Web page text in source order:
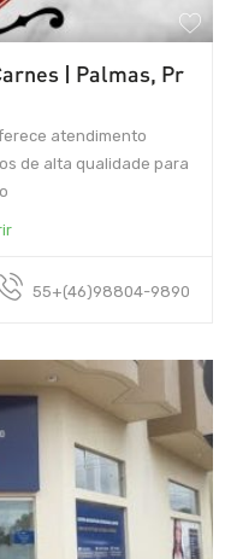
| Palmas, Pr
atendimento
de alta qualidade para
55+(46)98804-9890